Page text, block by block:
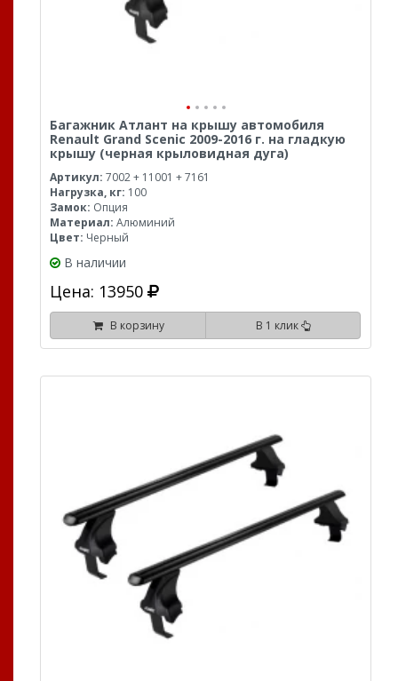
Багажник Атлант на крышу автомобиля
Renault Grand Scenic 2009-2016 г. на гладкую
крышу (черная крыловидная дуга)
Артикул: 7002 + 11001 + 7161
Нагрузка, кг: 100
Замок: Опция
Материал: Алюминий
Цвет: Черный
В наличии
Цена: 13950
В корзину В 1 клик